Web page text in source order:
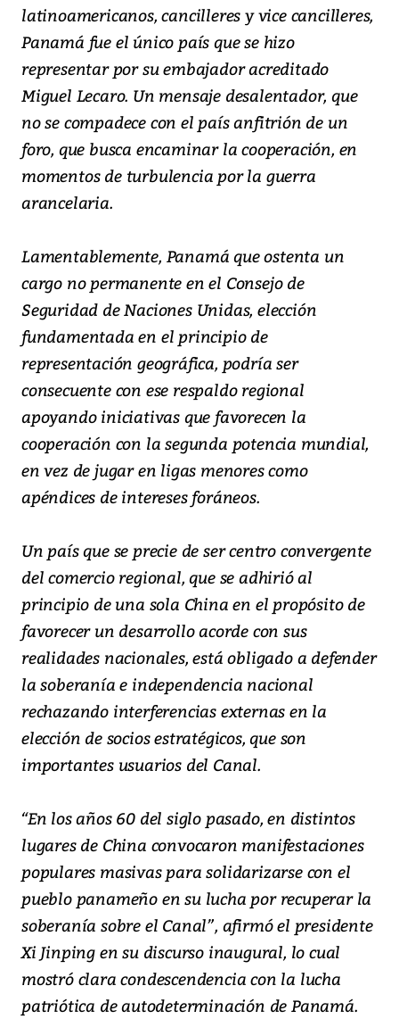
latinoamericanos, cancilleres y vice cancilleres,
Panamá fue el único país que se hizo
representar por su embajador acreditado
Miguel Lecaro. Un mensaje desalentador, que
no se compadece con el país anfitrión de un
foro, que busca encaminar la cooperación, en
momentos de turbulencia por la guerra
arancelaria.
Lamentablemente, Panamá que ostenta un
cargo no permanente en el Consejo de
Seguridad de Naciones Unidas, elección
fundamentada en el principio de
representación geográfica, podría ser
consecuente con ese respaldo regional
apoyando iniciativas que favorecen la
cooperación con la segunda potencia mundial,
en vez de jugar en ligas menores como
apéndices de intereses foráneos.
Un país que se precie de ser centro convergente
del comercio regional, que se adhirió al
principio de una sola China en el propósito de
favorecer un desarrollo acorde con sus
realidades nacionales, está obligado a defender
la soberanía e independencia nacional
rechazando interferencias externas en la
elección de socios estratégicos, que son
importantes usuarios del Canal.
“En los años 60 del siglo pasado, en distintos
lugares de China convocaron manifestaciones
populares masivas para solidarizarse con el
pueblo panameño en su lucha por recuperar la
soberanía sobre el Canal”, afirmó el presidente
Xi Jinping en su discurso inaugural, lo cual
mostró clara condescendencia con la lucha
patriótica de autodeterminación de Panamá.